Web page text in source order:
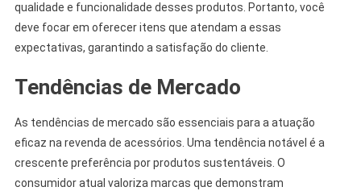
qualidade e funcionalidade desses produtos. Portanto, você
deve focar em oferecer itens que atendam a essas
expectativas, garantindo a satisfação do cliente.
Tendências de Mercado
As tendências de mercado são essenciais para a atuação
eficaz na revenda de acessórios. Uma tendência notável é a
crescente preferência por produtos sustentáveis. O
consumidor atual valoriza marcas que demonstram